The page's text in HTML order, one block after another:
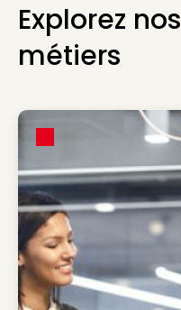
Explorez
métiers